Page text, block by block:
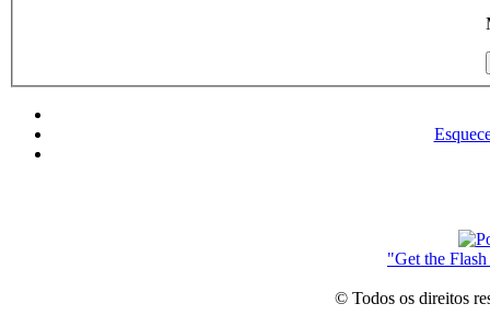
"Get the
© Todos os direitos